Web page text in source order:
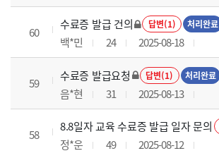
60
수료증 발급 건의 답변(1) 처리완료
백*민 24 2025-08-18
59
수료증 발급요청 답변(1) 처리완료
음*현 31 2025-08-13
58
8.8일자 교육 수료증 발급 일자 문의
정*운 49 2025-08-12